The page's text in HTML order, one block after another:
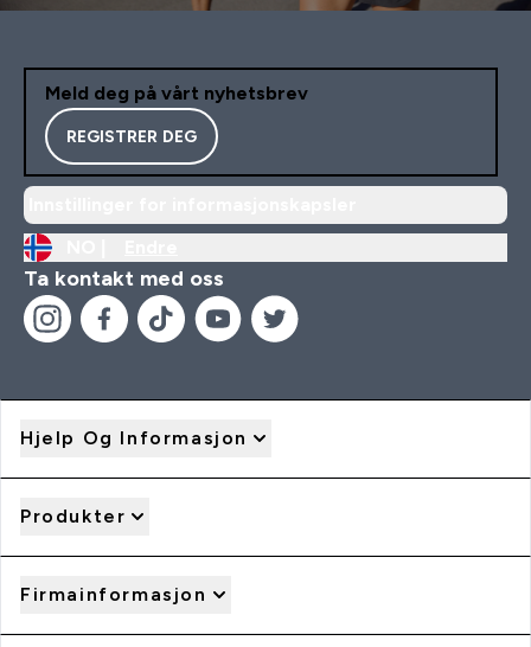
Meld deg på vårt nyhetsbrev
REGISTRER DEG
Ta kontakt med oss
Hjelp Og Informasjon
Produkter
Firmainformasjon